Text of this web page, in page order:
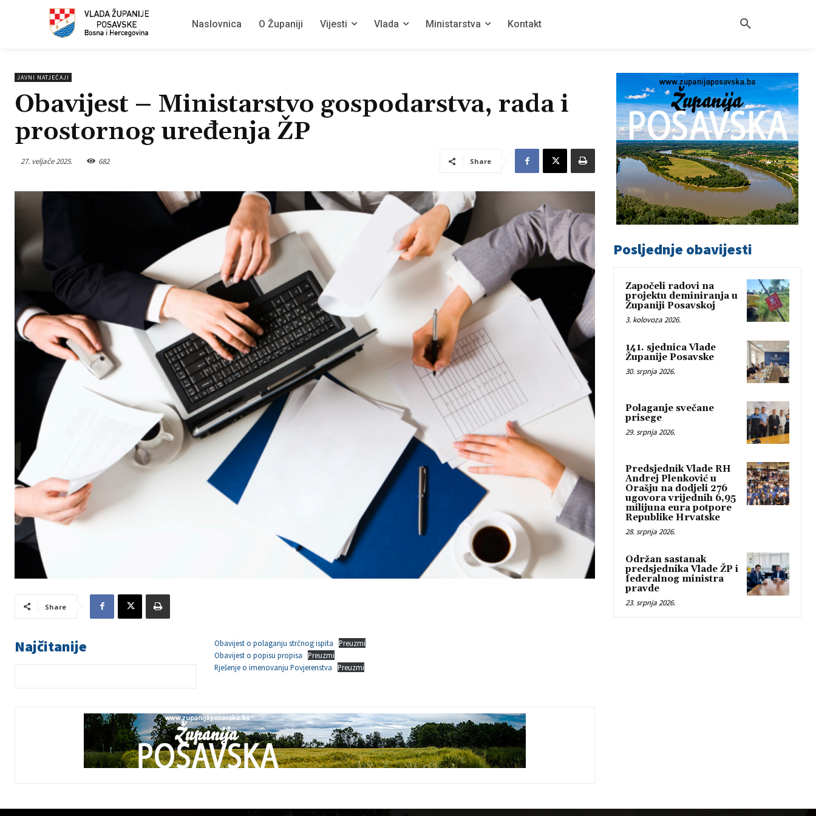
Naslovnica O Županiji Vijesti Vlada Ministarstva Kontakt
JAVNI NATJEČAJI
Obavijest – Ministarstvo gospodarstva, rada i
prostornog uređenja ŽP
27. veljače 2025. 682 Share
Share
Najčitanije Obavijest o polaganju strčnog ispita
Preuzmi
Obavijest o popisu propisa
Preuzmi
Rješenje o imenovanju Povjerenstva
Preuzmi
Posljednje obavijesti
Započeli radovi na
projektu deminiranja u
Županiji Posavskoj
3. kolovoza 2026.
141. sjednica Vlade
Županije Posavske
30. srpnja 2026.
Polaganje svečane
prisege
29. srpnja 2026.
Predsjednik Vlade RH
Andrej Plenković u
Orašju na dodjeli 276
ugovora vrijednih 6,95
milijuna eura potpore
Republike Hrvatske
28. srpnja 2026.
Održan sastanak
predsjednika Vlade ŽP i
federalnog ministra
pravde
23. srpnja 2026.